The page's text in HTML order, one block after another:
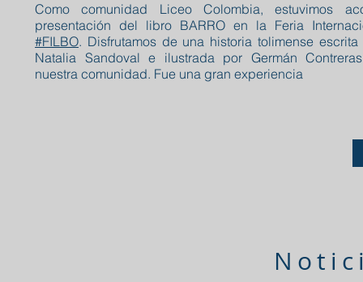
Como comunidad Liceo Colombia, estuvimos
presentación del libro BARRO en la Feria
#FILBO. Disfrutamos de una historia tolimense
Natalia Sandoval e ilustrada por Germán
nuestra comunidad. Fue una gran experiencia